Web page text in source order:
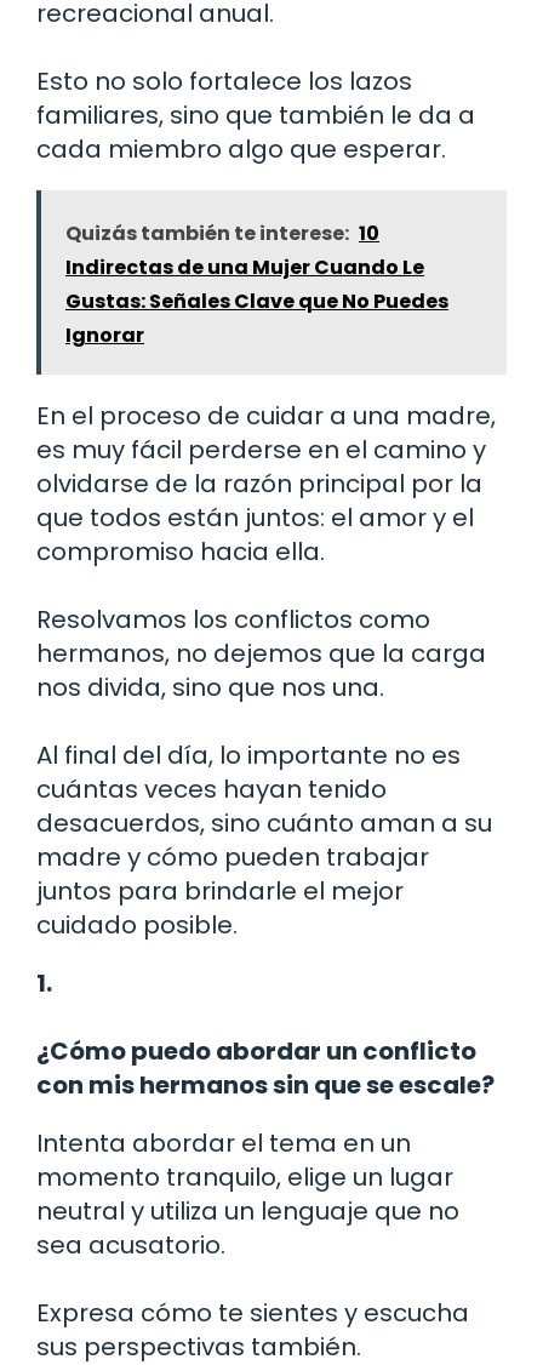
recreacional anual.
Esto no solo fortalece los lazos
familiares, sino que también le da a
cada miembro algo que esperar.
Quizás también te interese: 10
Indirectas de una Mujer Cuando Le
Gustas: Señales Clave que No Puedes
Ignorar
En el proceso de cuidar a una madre,
es muy fácil perderse en el camino y
olvidarse de la razón principal por la
que todos están juntos: el amor y el
compromiso hacia ella.
Resolvamos los conflictos como
hermanos, no dejemos que la carga
nos divida, sino que nos una.
Al final del día, lo importante no es
cuántas veces hayan tenido
desacuerdos, sino cuánto aman a su
madre y cómo pueden trabajar
juntos para brindarle el mejor
cuidado posible.
1.
¿Cómo puedo abordar un conflicto
con mis hermanos sin que se escale?
Intenta abordar el tema en un
momento tranquilo, elige un lugar
neutral y utiliza un lenguaje que no
sea acusatorio.
Expresa cómo te sientes y escucha
sus perspectivas también.